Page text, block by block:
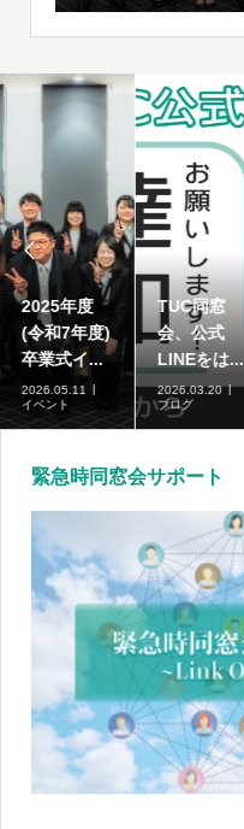

2025年度
(令和7年度)
卒業式イ...
2026.05.11
イベント
TUC同窓
会、公式
LINEをは...
2026.03.20
ブログ
緊急時同窓会サポート